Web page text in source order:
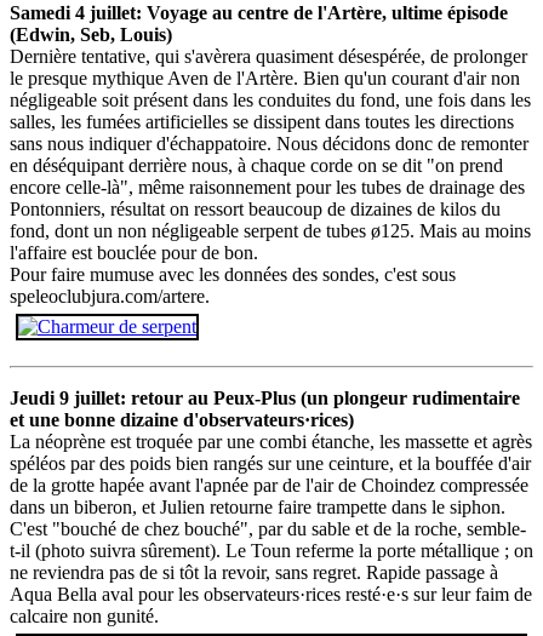
Samedi 4 juillet: Voyage au centre de l'Artère, ultime épisode
(Edwin, Seb, Louis)
Dernière tentative, qui s'avèrera quasiment désespérée, de prolonger
le presque mythique Aven de l'Artère. Bien qu'un courant d'air non
négligeable soit présent dans les conduites du fond, une fois dans les
salles, les fumées artificielles se dissipent dans toutes les directions
sans nous indiquer d'échappatoire. Nous décidons donc de remonter
en déséquipant derrière nous, à chaque corde on se dit "on prend
encore celle-là", même raisonnement pour les tubes de drainage des
Pontonniers, résultat on ressort beaucoup de dizaines de kilos du
fond, dont un non négligeable serpent de tubes ø125. Mais au moins
l'affaire est bouclée pour de bon.
Pour faire mumuse avec les données des sondes, c'est sous
speleoclubjura.com/artere.
Jeudi 9 juillet: retour au Peux-Plus (un plongeur rudimentaire
et une bonne dizaine d'observateurs·rices)
La néoprène est troquée par une combi étanche, les massette et agrès
spéléos par des poids bien rangés sur une ceinture, et la bouffée d'air
de la grotte hapée avant l'apnée par de l'air de Choindez compressée
dans un biberon, et Julien retourne faire trampette dans le siphon.
C'est "bouché de chez bouché", par du sable et de la roche, semble-
t-il (photo suivra sûrement). Le Toun referme la porte métallique ; on
ne reviendra pas de si tôt la revoir, sans regret. Rapide passage à
Aqua Bella aval pour les observateurs·rices resté·e·s sur leur faim de
calcaire non gunité.